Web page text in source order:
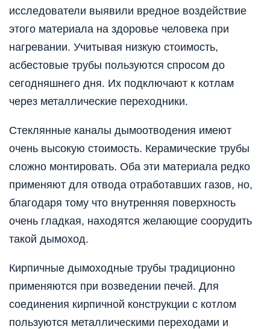
исследователи выявили вредное воздействие
этого материала на здоровье человека при
нагревании. Учитывая низкую стоимость,
асбестовые трубы пользуются спросом до
сегодняшнего дня. Их подключают к котлам
через металлические переходники.
Стеклянные каналы дымоотводения имеют
очень высокую стоимость. Керамические трубы
сложно монтировать. Оба эти материала редко
применяют для отвода отработавших газов, но,
благодаря тому что внутренняя поверхность
очень гладкая, находятся желающие соорудить
такой дымоход.
Кирпичные дымоходные трубы традиционно
применяются при возведении печей. Для
соединения кирпичной конструкции с котлом
пользуются металлическими переходами и